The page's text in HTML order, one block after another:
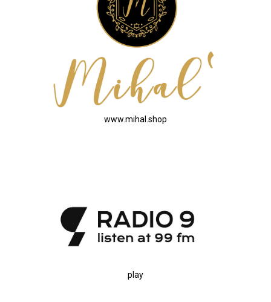
www.mihal.shop
play